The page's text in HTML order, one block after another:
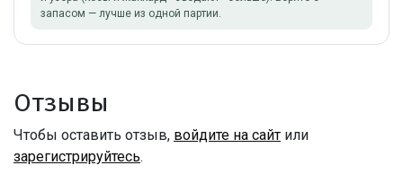
запасом — лучше из одной партии.
Отзывы
Чтобы оставить отзыв, войдите на сайт или
зарегистрируйтесь.